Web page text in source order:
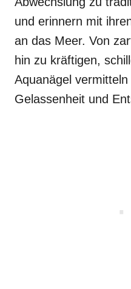
und erinnern mit
an das Meer. Von
hin zu kräftigen,
Aquanägel
Gelassenheit und